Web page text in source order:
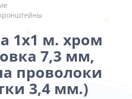
1х1 м. хром
7,3 мм,
проволоки
3,4 мм.)